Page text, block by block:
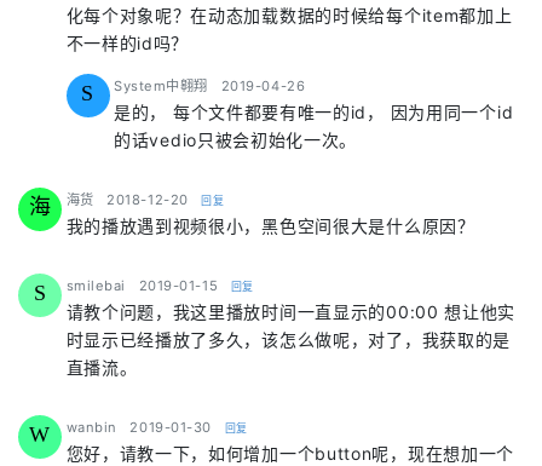
化每个对象呢？在动态加载数据的时候给每个item都加上
不一样的id吗？
S System中翱翔 says:
2019-04-26
是的， 每个文件都要有唯一的id， 因为用同一个id
的话vedio只被会初始化一次。
海 海货 says:
2018-12-20 回复
我的播放遇到视频很小，黑色空间很大是什么原因？
S smilebai says:
2019-01-15 回复
请教个问题，我这里播放时间一直显示的00:00 想让他实
时显示已经播放了多久，该怎么做呢，对了，我获取的是
直播流。
W wanbin says:
2019-01-30 回复
您好，请教一下，如何增加一个button呢，现在想加一个